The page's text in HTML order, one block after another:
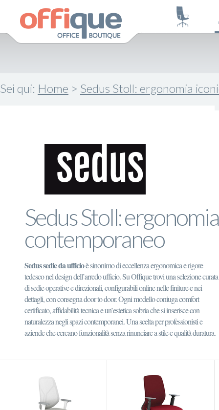
Sei qui: Home > Sedus Stoll: ergonomia
Sedus Stoll:
contemporaneo
Sedus sedie da ufficioè sinonimo di eccellenza ergonomica e rigore
tedesco nel design dell’arredo ufficio. Su Offique trovi una selezione curata
di sedie operative e direzionali, configurabili online nelle finiture e nei
dettagli, con consegna door to door. Ogni modello coniuga comfort
certificato, affidabilità tecnica e un’estetica sobria che si inserisce con
naturalezza negli spazi contemporanei. Una scelta per professionisti e
aziende che cercano funzionalità senza rinunciare a stile e qualità duratura.